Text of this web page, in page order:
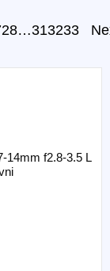
28…313233
14mm f2.8-3.5 L